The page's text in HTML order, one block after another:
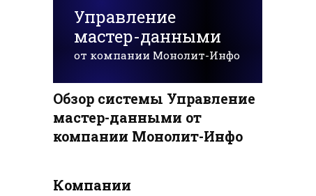
Управление
мастер-данными
от компании Монолит-Инфо
Обзор системы Управление
мастер-данными от
компании Монолит-Инфо
Компании